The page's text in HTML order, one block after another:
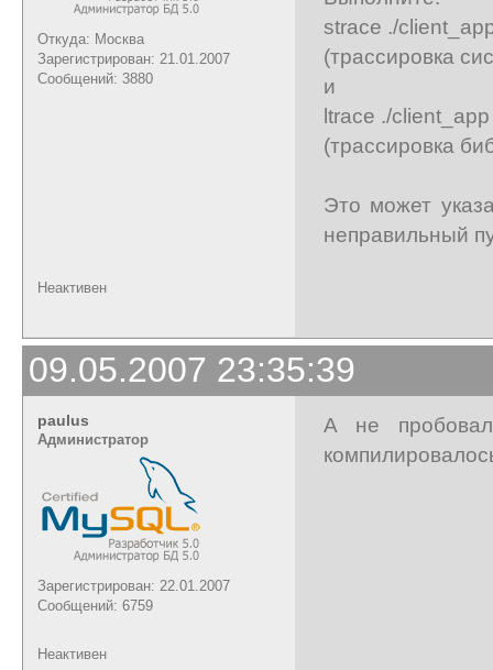
Откуда: Москва
Зарегистрирован: 21.01.2007
Сообщений: 3880
strace ./
(трассировка
и
ltrace ./client_app
(трассировка
Это может
неправильный
Неактивен
09.05.2007 23:35:39
paulus
Администратор
Зарегистрирован: 22.01.2007
Сообщений: 6759
А не
Неактивен